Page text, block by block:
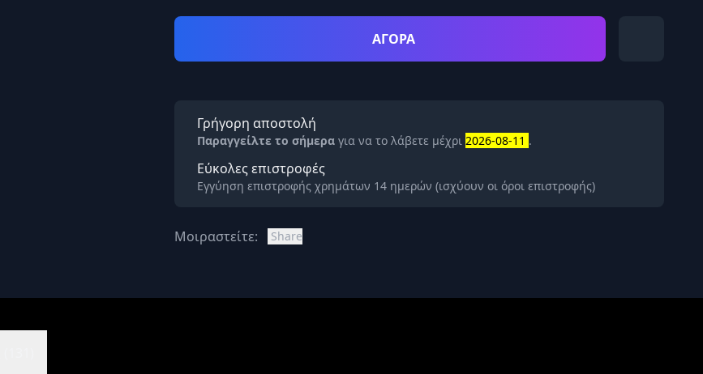
ΑΓΟΡΑ
Γρήγορη αποστολή
Παραγγείλτε το σήμερα για να το λάβετε μέχρι 2026-08-11 .
Εύκολες επιστροφές
Εγγύηση επιστροφής χρημάτων 14 ημερών (ισχύουν οι όροι επιστροφής)
Μοιραστείτε: Share